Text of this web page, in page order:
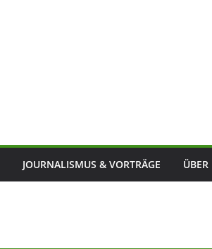
JOURNALISMUS & VORTRÄGE ÜBER